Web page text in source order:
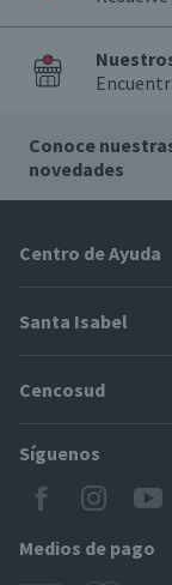
Conoce
novedades
Centro de Ayuda
Problemas con tu
Cómo modificar mis
Modos de entrega y
Locales Santa Isabel
Servicio al cliente
Santa Isabel
Proveedores
CyberDay
BlackFriday
Cencosud
Paris
Jumbo
Easy
Síguenos
Medios de pago